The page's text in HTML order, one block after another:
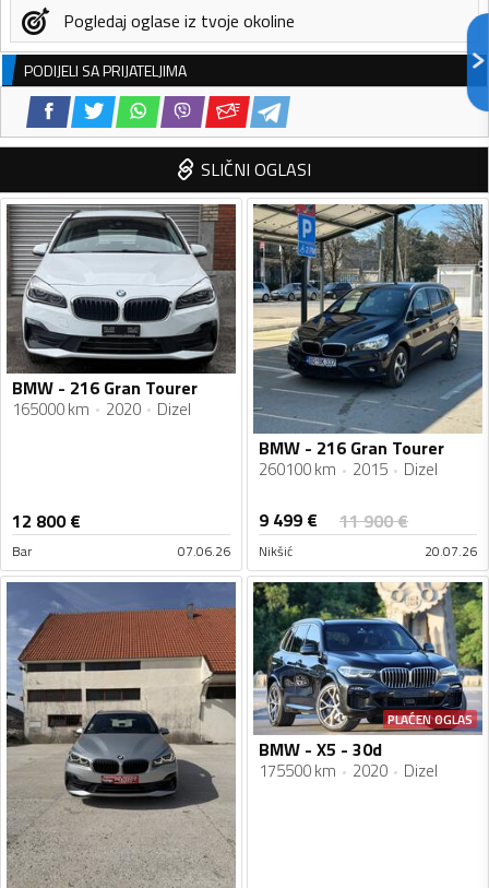
Pogledaj oglase iz tvoje okoline
PODIJELI SA PRIJATELJIMA
SLIČNI OGLASI
BMW - 216 Gran Tourer
165000 km 2020 Dizel
12 800€
Bar 07.06.26
BMW - 216 Gran Tourer
260100 km 2015 Dizel
9 499 € 11 900€
Nikšić 20.07.26
PLAĆEN OGLAS
BMW - X5 - 30d
175500 km 2020 Dizel